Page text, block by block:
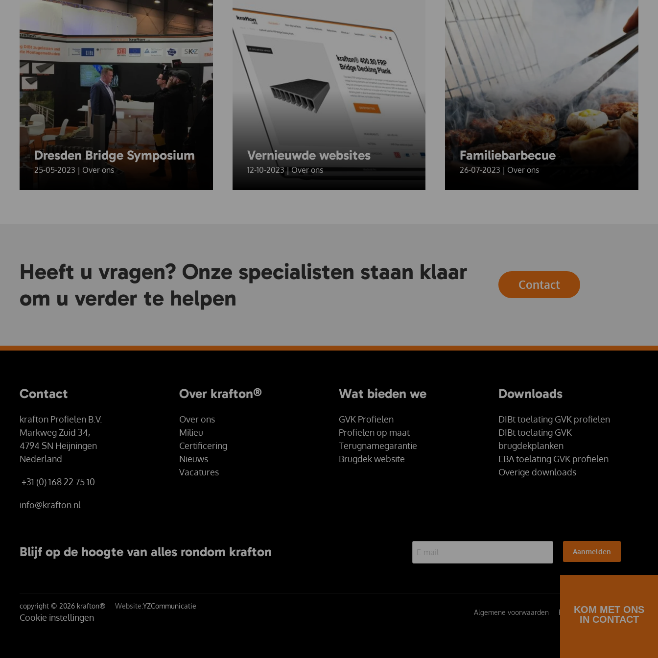
Dresden Bridge Symposium
25-05-2023 | Over ons
Vernieuwde websites
12-10-2023 | Over ons
Familiebarbecue
26-07-2023 | Over ons
Heeft u vragen? Onze specialisten staan klaar
om u verder te helpen
Contact
Contact
krafton Profielen B.V.
Markweg Zuid 34,
4794 SN Heijningen
Nederland
+31 (0) 168 22 75 10
info@krafton.nl
Over krafton®
Over ons
Milieu
Certificering
Nieuws
Vacatures
Wat bieden we
GVK Profielen
Profielen op maat
Terugnamegarantie
Brugdek website
Downloads
DIBt toelating GVK profielen
DIBt toelating GVK
brugdekplanken
EBA toelating GVK profielen
Overige downloads
Blijf op de hoogte van alles rondom krafton Aanmelden
copyright © 2026 krafton® Website:YZCommunicatie
Cookie instellingen Algemene voorwaarden Privacybeleid
KOM MET ONS
IN CONTACT